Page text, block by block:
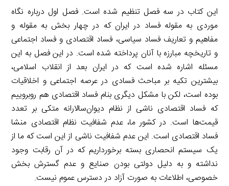
این کتاب در سه فصل تنظیم شده است. فصل اول درباره نگاه
موردی به مقوله فساد در ایران که در چهار بخش به مقوله و
مفاهیم و تعاریف فساد سیاسی، فساد اقتصادی و فساد اجتماعی
و تاریخچه مبارزه با آنان پرداخته شده است. در این فصل به این
مسئله اشاره شده است که در ایران بعد از انقلاب اسلامی،
بیشترین تکیه بر مباحث فسادی در عرصه اجتماعی و اخلاقیات
بوده است، لکن با مشکل دیگری بنام فساد اقتصادی هم روبروییم
که فساد اقتصادی ناشی از نظام دیوان‌سالارانه متکی بر تعدد
قیمت‌ها است. در کشور ما، عدم شفافیت نظام اقتصادی منشا
فساد اقتصادی است. این عدم شفافیت ناشی از این است که ما از
یک سیستم انحصاری بسته برخورداریم که در آن رقابت وجود
نداشته و به دلیل دولتی بودن صنایع و عدم گسترش بخش
خصوصی، اطلاعات به صورت آزاد در دسترس عموم نیست.